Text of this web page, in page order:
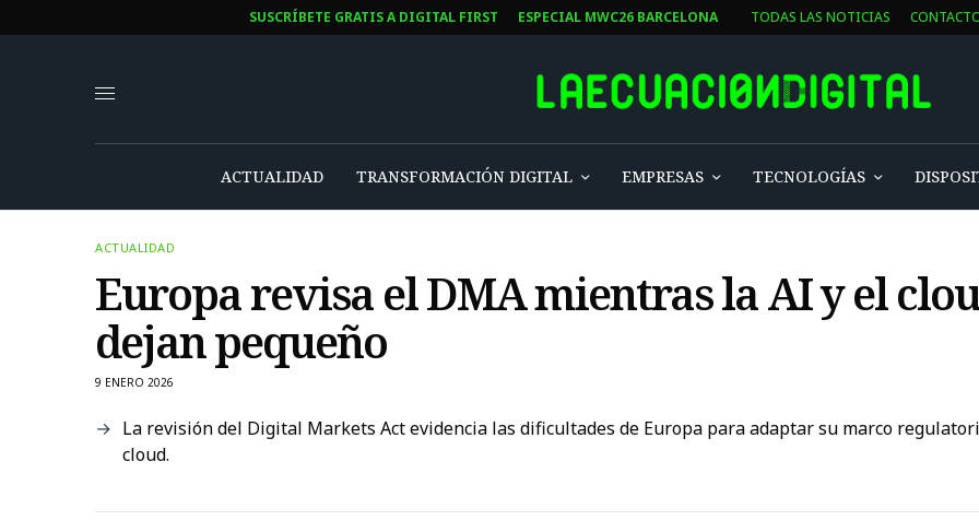
SUSCRÍBETE GRATIS A DIGITAL FIRST ESPECIAL MWC26 BARCELONA TODAS LAS NOTICIAS
ACTUALIDAD TRANSFORMACIÓN DIGITAL EMPRESAS TECNOLOGÍAS
ACTUALIDAD
Europa revisa el DMA mientras la AI y el
dejan pequeño
9 ENERO 2026
La revisión del Digital Markets Act evidencia las dificultades de Europa para adaptar su marco
cloud.